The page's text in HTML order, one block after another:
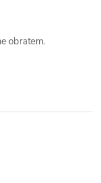
obratem.